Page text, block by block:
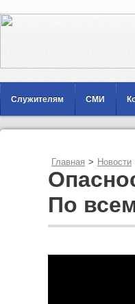
Служителям СМИ
Главная > Новости
По